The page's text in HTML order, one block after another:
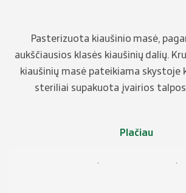
Grūdai ir žaliavos
Supirkimas
Pasterizuota kiaušinių baltymų masė
Pasterizuota kiaušinio masė,
aukščiausios klasės kiaušinių dalių.
kiaušinių masė pateikiama skystoje
steriliai supakuota įvairios
Plačiau